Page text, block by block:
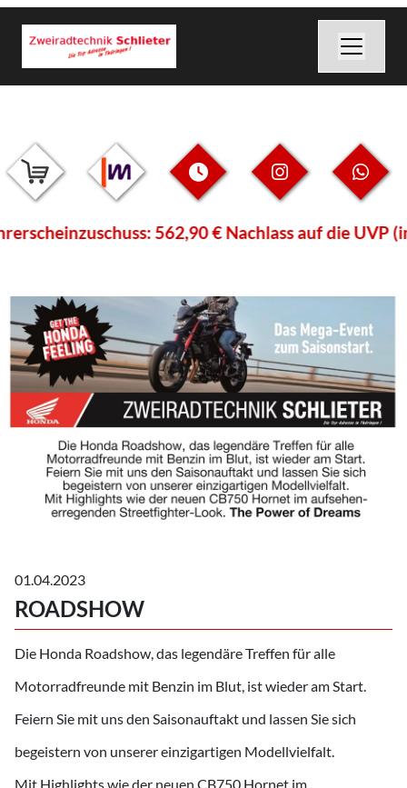
562,90 € Nachlass auf die UVP
01.04.2023
ROADSHOW
Die Honda Roadshow, das legendäre Treffen für alle
Motorradfreunde mit Benzin im Blut, ist wieder am Start.
Feiern Sie mit uns den Saisonauftakt und lassen Sie sich
begeistern von unserer einzigartigen Modellvielfalt.
Mit Highlights wie der neuen CB750 Hornet im